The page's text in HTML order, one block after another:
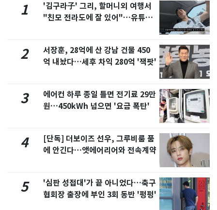
1
'김구라子' 그리, 할머니외 여행서
"친모 전라도에 잘 있어"…유튜브
2
서장훈, 28억에 산 강남 건물 450
억 내놨다…세후 차익 280억 '잭팟'
3
에어컨 하루 종일 틀면 전기료 29만
원…450kWh 넘으면 '요금 폭탄'
4
[단독] 더보이즈 선우, 그루비룸 품
에 안긴다…앳에어리어와 전속계약
5
'심판 성접대'가 끝 아니었다…축구
협회장 출장에 부인 3회 동반 '펑펑'